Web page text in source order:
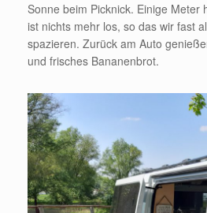
Sonne beim Picknick. Einige Meter
ist nichts mehr los, so das wir fast
spazieren. Zurück am Auto
und frisches Bananenbrot.